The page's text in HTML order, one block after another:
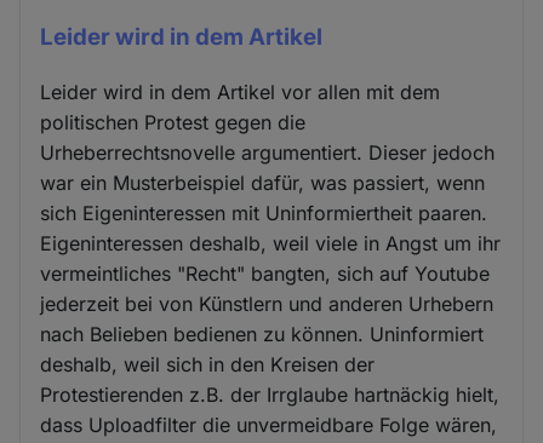
Leider wird in dem Artikel
Leider wird in dem Artikel vor allen mit dem
politischen Protest gegen die
Urheberrechtsnovelle argumentiert. Dieser jedoch
war ein Musterbeispiel dafür, was passiert, wenn
sich Eigeninteressen mit Uninformiertheit paaren.
Eigeninteressen deshalb, weil viele in Angst um ihr
vermeintliches "Recht" bangten, sich auf Youtube
jederzeit bei von Künstlern und anderen Urhebern
nach Belieben bedienen zu können. Uninformiert
deshalb, weil sich in den Kreisen der
Protestierenden z.B. der Irrglaube hartnäckig hielt,
dass Uploadfilter die unvermeidbare Folge wären,